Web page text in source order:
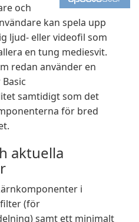
och
kan spela upp
ljud- eller videofil som
en tung mediesvit.
redan använder en
samtidigt som det
för bred
aktuella
i
filter (för
samt ett minimalt